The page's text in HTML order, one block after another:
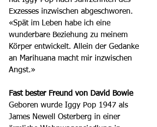
Exzesses inzwischen abgeschworen.
«Spät im Leben habe ich eine
wunderbare Beziehung zu meinem
Körper entwickelt. Allein der Gedanke
an Marihuana macht mir inzwischen
Angst.»
Fast bester Freund von David Bowie
Geboren wurde Iggy Pop 1947 als
James Newell Osterberg in einer